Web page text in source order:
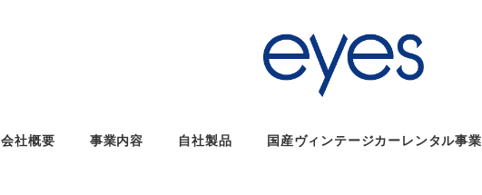
会社概要 事業内容 自社製品 国産ヴィンテージカーレンタル事業